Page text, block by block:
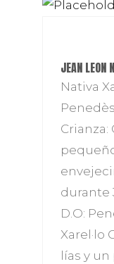
JEAN LEON
Nativa
Crianza:
durante
D.O:
Xarel·lo
lías y